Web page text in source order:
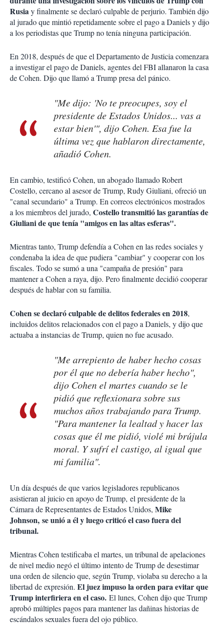
Rusiay finalmente se declaró culpable de perjurio. También dijo
al jurado que mintió repetidamente sobre el pago a Daniels y dijo
a los periodistas que Trump no tenía ninguna participación.
En 2018, después de que el Departamento de Justicia comenzara
a investigar el pago de Daniels, agentes del FBI allanaron la casa
de Cohen. Dijo que llamó a Trump presa del pánico.
"Me dijo: 'No te preocupes, soy el
presidente de Estados Unidos... vas a
estar bien'", dijo Cohen. Esa fue la
última vez que hablaron directamente,
añadió Cohen.
En cambio, testificó Cohen, un abogado llamado Robert
Costello, cercano al asesor de Trump, Rudy Giuliani, ofreció un
"canal secundario" a Trump. En correos electrónicos mostrados
a los miembros del jurado, Costello transmitió las garantías de
Giuliani de que tenía "amigos en las altas esferas".
Mientras tanto, Trump defendía a Cohen en las redes sociales y
condenaba la idea de que pudiera "cambiar" y cooperar con los
fiscales. Todo se sumó a una "campaña de presión" para
mantener a Cohen a raya, dijo. Pero finalmente decidió cooperar
después de hablar con su familia.
Cohen se declaró culpable de delitos federales en 2018,
incluidos delitos relacionados con el pago a Daniels, y dijo que
actuaba a instancias de Trump, quien no fue acusado.
"Me arrepiento de haber hecho cosas
por él que no debería haber hecho",
dijo Cohen el martes cuando se le
pidió que reflexionara sobre sus
muchos años trabajando para Trump.
"Para mantener la lealtad y hacer las
cosas que él me pidió, violé mi brújula
moral. Y sufrí el castigo, al igual que
mi familia".
Un día después de que varios legisladores republicanos
asistieran al juicio en apoyo de Trump, el presidente de la
Cámara de Representantes de Estados Unidos, Mike
Johnson, se unió a él y luego criticó el caso fuera del
tribunal.
Mientras Cohen testificaba el martes, un tribunal de apelaciones
de nivel medio negó el último intento de Trump de desestimar
una orden de silencio que, según Trump, violaba su derecho a la
libertad de expresión. El juez impuso la orden para evitar que
Trump interfiriera en el caso. El lunes, Cohen dijo que Trump
aprobó múltiples pagos para mantener las dañinas historias de
escándalos sexuales fuera del ojo público.